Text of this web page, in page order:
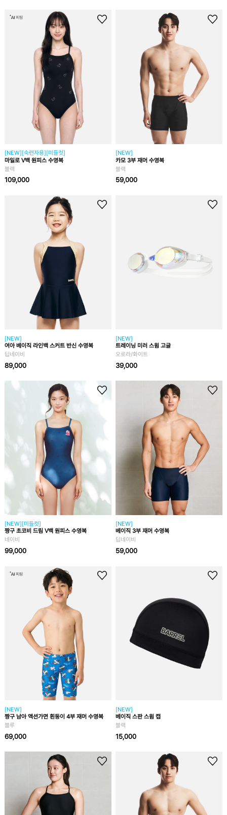
[NEW][숙련자용][미들컷]
마일로 V백 원피스 수영복
블랙
109,000
[NEW]
카모 3부 재머 수영복
블랙
59,000
[NEW]
여아 베이직 라인백 스커트 반신 수영복
딥네이비
89,000
[NEW]
트레이닝 미러 스윔 고글
오로라/화이트
39,000
[NEW][미들컷]
짱구 초코비 드림 V백 원피스 수영복
네이비
99,000
[NEW]
베이직 3부 재머 수영복
딥네이비
59,000
[NEW]
짱구 남아 액션가면 흰둥이 4부 재머 수영복
블루
69,000
[NEW]
베이직 스판 스윔 캡
블랙
15,000